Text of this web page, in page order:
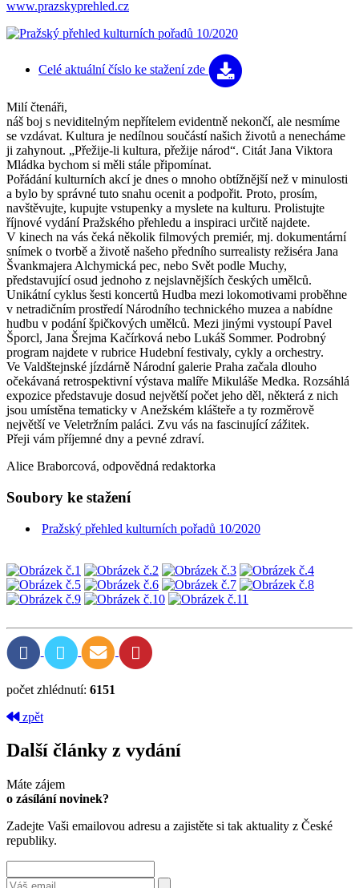
www.prazskyprehled.cz
Celé aktuální číslo ke stažení zde
Milí čtenáři,
náš boj s neviditelným nepřítelem evidentně nekončí, ale nesmíme
se vzdávat. Kultura je nedílnou součástí našich životů a nenecháme
ji zahynout. „Přežije-li kultura, přežije národ“. Citát Jana Viktora
Mládka bychom si měli stále připomínat.
Pořádání kulturních akcí je dnes o mnoho obtížnější než v minulosti
a bylo by správné tuto snahu ocenit a podpořit. Proto, prosím,
navštěvujte, kupujte vstupenky a myslete na kulturu. Prolistujte
říjnové vydání Pražského přehledu a inspiraci určitě najdete.
V kinech na vás čeká několik filmových premiér, mj. dokumentární
snímek o tvorbě a životě našeho předního surrealisty režiséra Jana
Švankmajera Alchymická pec, nebo Svět podle Muchy,
představující osud jednoho z nejslavnějších českých umělců.
Unikátní cyklus šesti koncertů Hudba mezi lokomotivami proběhne
v netradičním prostředí Národního technického muzea a nabídne
hudbu v podání špičkových umělců. Mezi jinými vystoupí Pavel
Šporcl, Jana Šrejma Kačírková nebo Lukáš Sommer. Podrobný
program najdete v rubrice Hudební festivaly, cykly a orchestry.
Ve Valdštejnské jízdárně Národní galerie Praha začala dlouho
očekávaná retrospektivní výstava malíře Mikuláše Medka. Rozsáhlá
expozice představuje dosud největší počet jeho děl, některá z nich
jsou umístěna tematicky v Anežském klášteře a ty rozměrově
největší ve Veletržním paláci. Zvu vás na fascinující zážitek.
Přeji vám příjemné dny a pevné zdraví.
Alice Braborcová, odpovědná redaktorka
Soubory ke stažení
Pražský přehled kulturních pořadů 10/2020
počet zhlédnutí: 6151
zpět
Další články z vydání
Máte zájem
o zásílání novinek?
Zadejte Vaši emailovou adresu a zajistěte si tak aktuality z České
republiky.